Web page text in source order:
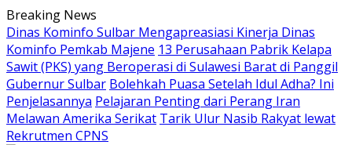
Langsung
ke
konten
Breaking News
Dinas Kominfo Sulbar Mengapreasiasi Kinerja Dinas
Kominfo Pemkab Majene 13 Perusahaan Pabrik Kelapa
Sawit (PKS) yang Beroperasi di Sulawesi Barat di Panggil
Gubernur Sulbar Bolehkah Puasa Setelah Idul Adha? Ini
Penjelasannya Pelajaran Penting dari Perang Iran
Melawan Amerika Serikat Tarik Ulur Nasib Rakyat lewat
Rekrutmen CPNS